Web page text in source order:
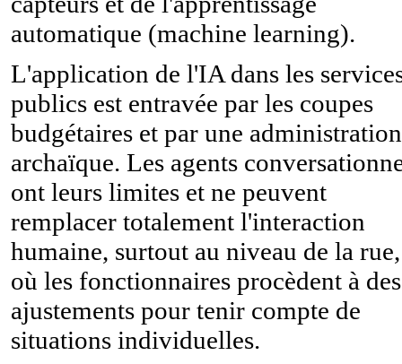
automatique (machine learning).
L'application de l'IA dans les
publics est entravée par les coupes
budgétaires et par une administration
archaïque. Les agents
ont leurs limites et ne peuvent
remplacer totalement l'interaction
humaine, surtout au niveau de la
où les fonctionnaires procèdent à des
ajustements pour tenir compte de
situations individuelles.